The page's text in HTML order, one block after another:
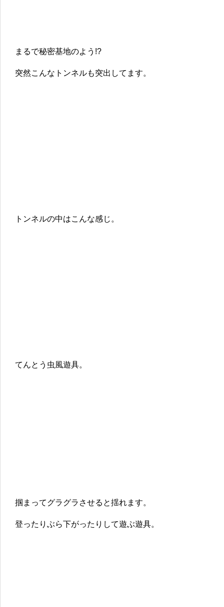
まるで秘密基地のよう!?
突然こんなトンネルも突出してます。
トンネルの中はこんな感じ。
てんとう虫風遊具。
掴まってグラグラさせると揺れます。
登ったりぶら下がったりして遊ぶ遊具。